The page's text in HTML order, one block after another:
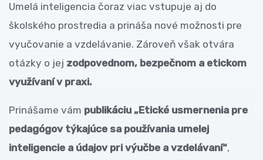
Umelá inteligencia čoraz viac vstupuje aj do
školského prostredia a prináša nové možnosti pre
vyučovanie a vzdelávanie. Zároveň však otvára
otázky o jej zodpovednom, bezpečnom a etickom
využívaní v praxi.
Prinášame vám publikáciu „Etické usmernenia pre
pedagógov týkajúce sa používania umelej
inteligencie a údajov pri výučbe a vzdelávaní“,